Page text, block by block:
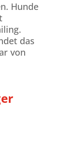
Hunde
das
von